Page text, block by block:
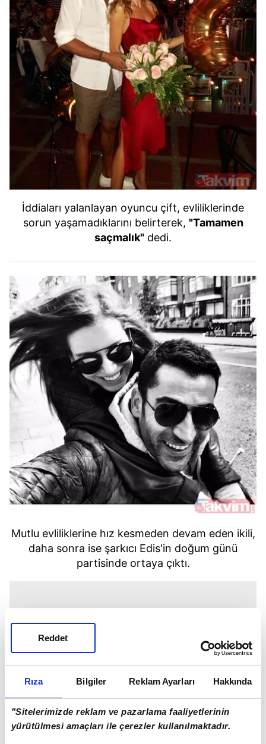
Rıza Bilgiler Reklam Ayarları Hakkında
"Sitelerimizde reklam ve pazarlama faaliyetlerinin
yürütülmesi amaçları ile çerezler kullanılmaktadır.
Reddet
İddiaları yalanlayan oyuncu çift, evliliklerinde
sorun yaşamadıklarını belirterek, "Tamamen
saçmalık" dedi.
Mutlu evliliklerine hız kesmeden devam eden ikili,
daha sonra ise şarkıcı Edis'in doğum günü
partisinde ortaya çıktı.